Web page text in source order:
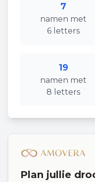
7
namen met
6 letters
19
namen met
8 letters
Plan jullie